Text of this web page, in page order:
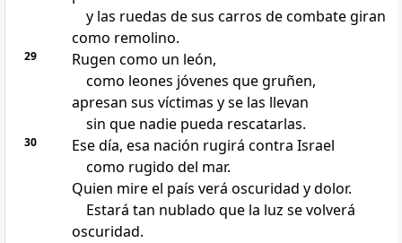
y las ruedas de sus carros de combate giran
como remolino.
29
Rugen como un león,
como leones jóvenes que gruñen,
apresan sus víctimas y se las llevan
sin que nadie pueda rescatarlas.
30
Ese día, esa nación rugirá contra Israel
como rugido del mar.
Quien mire el país verá oscuridad y dolor.
Estará tan nublado que la luz se volverá
oscuridad.